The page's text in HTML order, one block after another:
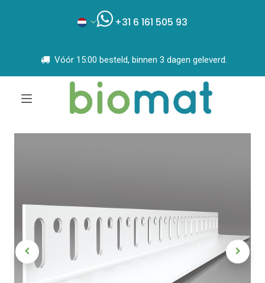
+31 6 161 505 93
Vóór 15:00 besteld, binnen 3 dagen geleverd.